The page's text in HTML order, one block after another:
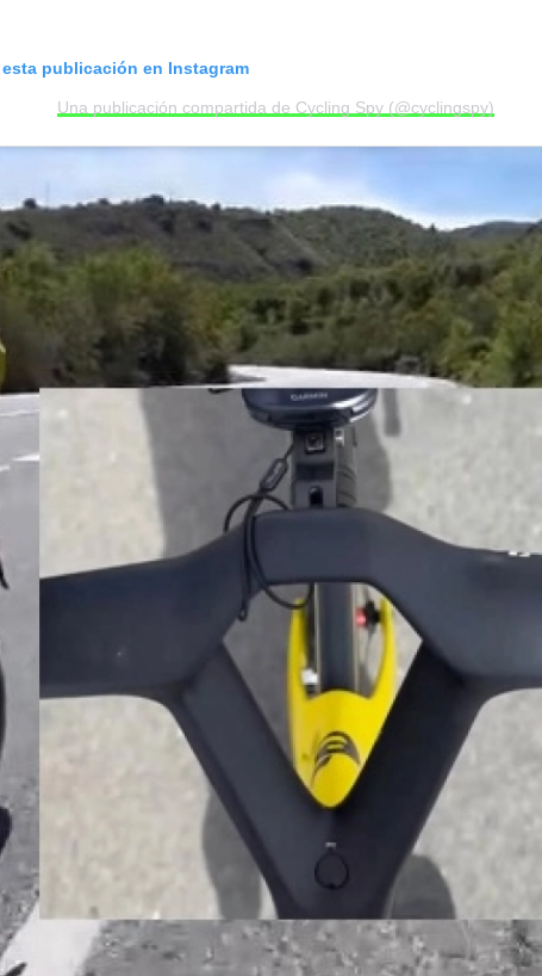
esta publicación en Instagram
Una publicación compartida de Cycling Spy (@cyclingspy)